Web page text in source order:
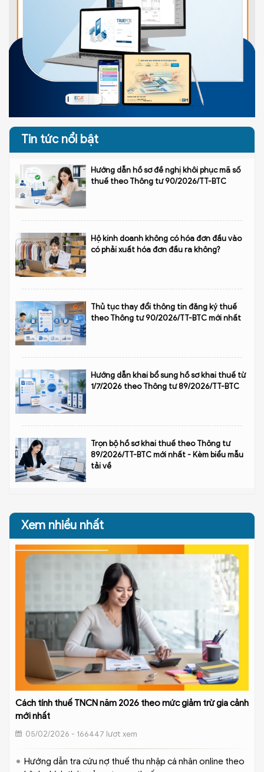
Tin tức nổi bật
Hướng dẫn hồ sơ đề nghị khôi phục mã số
thuế theo Thông tư 90/2026/TT-BTC
Hộ kinh doanh không có hóa đơn đầu vào
có phải xuất hóa đơn đầu ra không?
Thủ tục thay đổi thông tin đăng ký thuế
theo Thông tư 90/2026/TT-BTC mới nhất
Hướng dẫn khai bổ sung hồ sơ khai thuế từ
1/7/2026 theo Thông tư 89/2026/TT-BTC
Trọn bộ hồ sơ khai thuế theo Thông tư
89/2026/TT-BTC mới nhất - Kèm biểu mẫu
tải về
Xem nhiều nhất
Cách tính thuế TNCN năm 2026 theo mức giảm trừ gia cảnh
mới nhất
05/02/2026 - 166447 lượt xem
Hướng dẫn tra cứu nợ thuế thu nhập cá nhân online theo